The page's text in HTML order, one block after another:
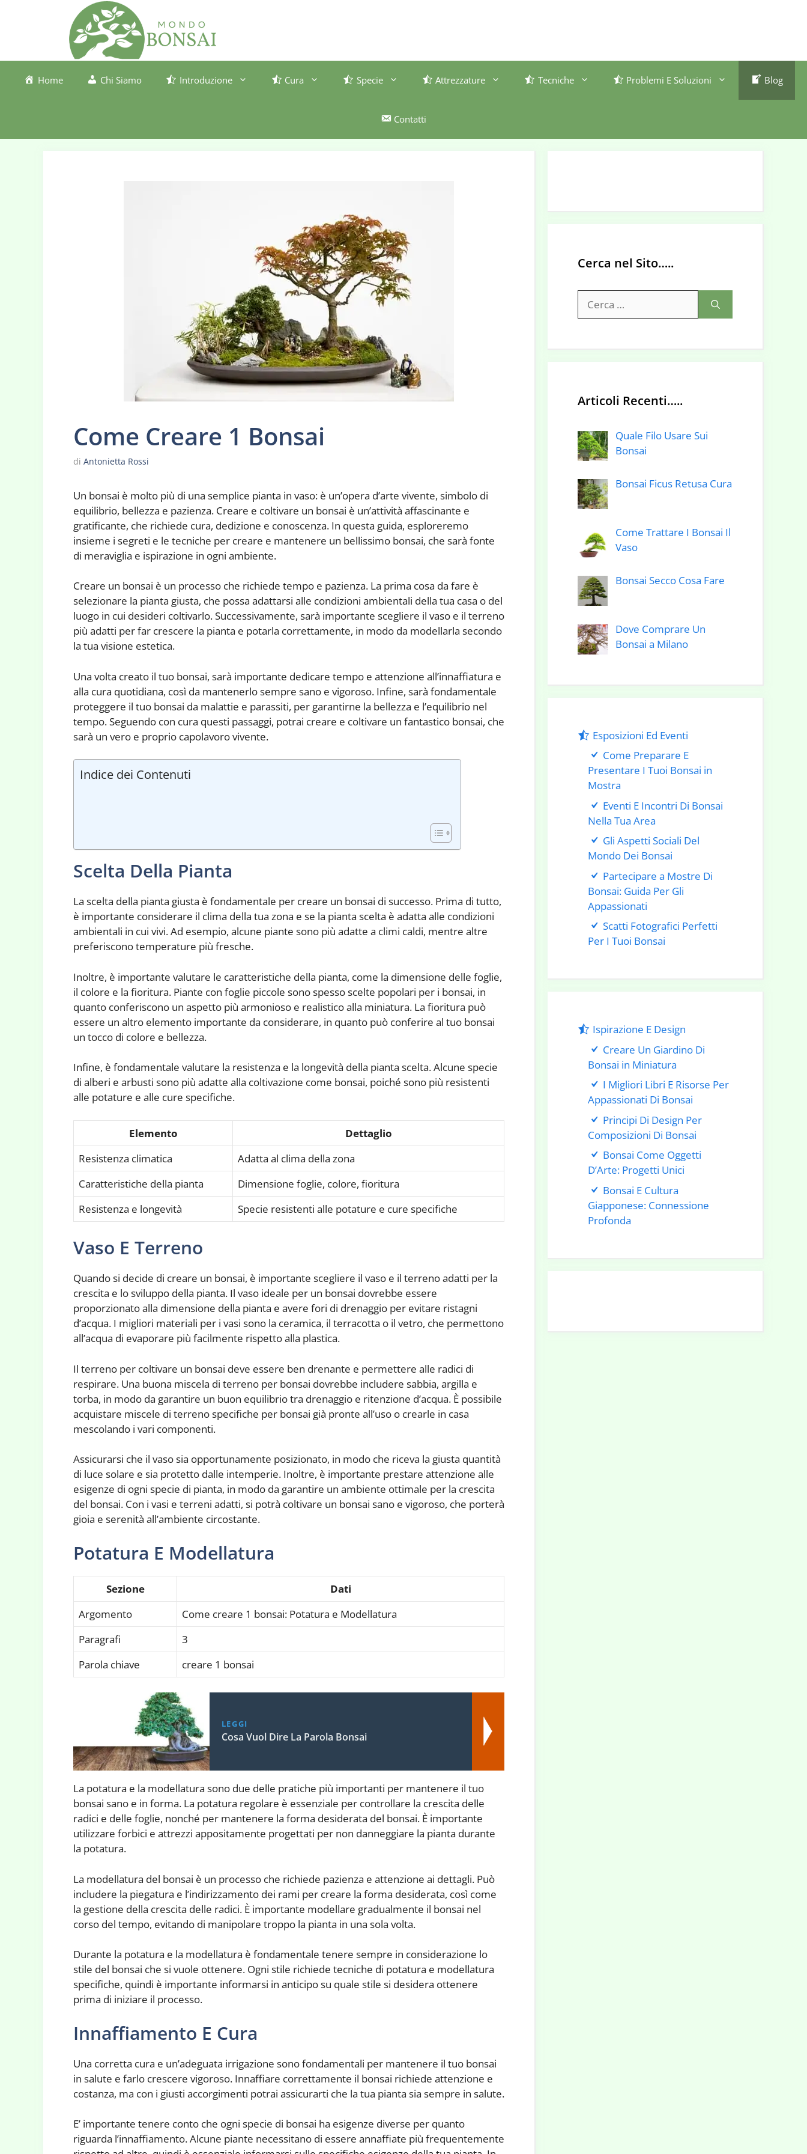
Home Chi Siamo Introduzione Cura Specie Attrezzature Tecniche Problemi E Soluzioni Blog
Contatti
Come Creare 1 Bonsai
di Antonietta Rossi
Un bonsai è molto più di una semplice pianta in vaso: è un’opera d’arte vivente, simbolo di
equilibrio, bellezza e pazienza. Creare e coltivare un bonsai è un’attività affascinante e
gratificante, che richiede cura, dedizione e conoscenza. In questa guida, esploreremo
insieme i segreti e le tecniche per creare e mantenere un bellissimo bonsai, che sarà fonte
di meraviglia e ispirazione in ogni ambiente.
Creare un bonsai è un processo che richiede tempo e pazienza. La prima cosa da fare è
selezionare la pianta giusta, che possa adattarsi alle condizioni ambientali della tua casa o del
luogo in cui desideri coltivarlo. Successivamente, sarà importante scegliere il vaso e il terreno
più adatti per far crescere la pianta e potarla correttamente, in modo da modellarla secondo
la tua visione estetica.
Una volta creato il tuo bonsai, sarà importante dedicare tempo e attenzione all’innaffiatura e
alla cura quotidiana, così da mantenerlo sempre sano e vigoroso. Infine, sarà fondamentale
proteggere il tuo bonsai da malattie e parassiti, per garantirne la bellezza e l’equilibrio nel
tempo. Seguendo con cura questi passaggi, potrai creare e coltivare un fantastico bonsai, che
sarà un vero e proprio capolavoro vivente.
Indice dei Contenuti
Scelta Della Pianta
La scelta della pianta giusta è fondamentale per creare un bonsai di successo. Prima di tutto,
è importante considerare il clima della tua zona e se la pianta scelta è adatta alle condizioni
ambientali in cui vivi. Ad esempio, alcune piante sono più adatte a climi caldi, mentre altre
preferiscono temperature più fresche.
Inoltre, è importante valutare le caratteristiche della pianta, come la dimensione delle foglie,
il colore e la fioritura. Piante con foglie piccole sono spesso scelte popolari per i bonsai, in
quanto conferiscono un aspetto più armonioso e realistico alla miniatura. La fioritura può
essere un altro elemento importante da considerare, in quanto può conferire al tuo bonsai
un tocco di colore e bellezza.
Infine, è fondamentale valutare la resistenza e la longevità della pianta scelta. Alcune specie
di alberi e arbusti sono più adatte alla coltivazione come bonsai, poiché sono più resistenti
alle potature e alle cure specifiche.
Elemento
Dettaglio
Resistenza climatica
Adatta al clima della zona
Caratteristiche della pianta
Dimensione foglie, colore, fioritura
Resistenza e longevità
Specie resistenti alle potature e cure specifiche
Vaso E Terreno
Quando si decide di creare un bonsai, è importante scegliere il vaso e il terreno adatti per la
crescita e lo sviluppo della pianta. Il vaso ideale per un bonsai dovrebbe essere
proporzionato alla dimensione della pianta e avere fori di drenaggio per evitare ristagni
d’acqua. I migliori materiali per i vasi sono la ceramica, il terracotta o il vetro, che permettono
all’acqua di evaporare più facilmente rispetto alla plastica.
Il terreno per coltivare un bonsai deve essere ben drenante e permettere alle radici di
respirare. Una buona miscela di terreno per bonsai dovrebbe includere sabbia, argilla e
torba, in modo da garantire un buon equilibrio tra drenaggio e ritenzione d’acqua. È possibile
acquistare miscele di terreno specifiche per bonsai già pronte all’uso o crearle in casa
mescolando i vari componenti.
Assicurarsi che il vaso sia opportunamente posizionato, in modo che riceva la giusta quantità
di luce solare e sia protetto dalle intemperie. Inoltre, è importante prestare attenzione alle
esigenze di ogni specie di pianta, in modo da garantire un ambiente ottimale per la crescita
del bonsai. Con i vasi e terreni adatti, si potrà coltivare un bonsai sano e vigoroso, che porterà
gioia e serenità all’ambiente circostante.
Potatura E Modellatura
Sezione
Dati
Argomento
Come creare 1 bonsai: Potatura e Modellatura
Paragrafi
3
Parola chiave
creare 1 bonsai
LEGGI
Cosa Vuol Dire La Parola Bonsai
La potatura e la modellatura sono due delle pratiche più importanti per mantenere il tuo
bonsai sano e in forma. La potatura regolare è essenziale per controllare la crescita delle
radici e delle foglie, nonché per mantenere la forma desiderata del bonsai. È importante
utilizzare forbici e attrezzi appositamente progettati per non danneggiare la pianta durante
la potatura.
La modellatura del bonsai è un processo che richiede pazienza e attenzione ai dettagli. Può
includere la piegatura e l’indirizzamento dei rami per creare la forma desiderata, così come
la gestione della crescita delle radici. È importante modellare gradualmente il bonsai nel
corso del tempo, evitando di manipolare troppo la pianta in una sola volta.
Durante la potatura e la modellatura è fondamentale tenere sempre in considerazione lo
stile del bonsai che si vuole ottenere. Ogni stile richiede tecniche di potatura e modellatura
specifiche, quindi è importante informarsi in anticipo su quale stile si desidera ottenere
prima di iniziare il processo.
Innaffiamento E Cura
Una corretta cura e un’adeguata irrigazione sono fondamentali per mantenere il tuo bonsai
in salute e farlo crescere vigoroso. Innaffiare correttamente il bonsai richiede attenzione e
costanza, ma con i giusti accorgimenti potrai assicurarti che la tua pianta sia sempre in salute.
E’ importante tenere conto che ogni specie di bonsai ha esigenze diverse per quanto
riguarda l’innaffiamento. Alcune piante necessitano di essere annaffiate più frequentemente
Cerca nel Sito…..
per:
Articoli Recenti…..
Quale Filo Usare Sui
Bonsai
Bonsai Ficus Retusa Cura
Come Trattare I Bonsai Il
Vaso
Bonsai Secco Cosa Fare
Dove Comprare Un
Bonsai a Milano
Esposizioni Ed Eventi
Come Preparare E
Presentare I Tuoi Bonsai in
Mostra
Eventi E Incontri Di Bonsai
Nella Tua Area
Gli Aspetti Sociali Del
Mondo Dei Bonsai
Partecipare a Mostre Di
Bonsai: Guida Per Gli
Appassionati
Scatti Fotografici Perfetti
Per I Tuoi Bonsai
Ispirazione E Design
Creare Un Giardino Di
Bonsai in Miniatura
I Migliori Libri E Risorse Per
Appassionati Di Bonsai
Principi Di Design Per
Composizioni Di Bonsai
Bonsai Come Oggetti
D’Arte: Progetti Unici
Bonsai E Cultura
Giapponese: Connessione
Profonda